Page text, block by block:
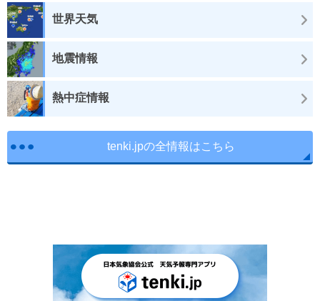
世界天気
地震情報
熱中症情報
tenki.jpの全情報はこちら